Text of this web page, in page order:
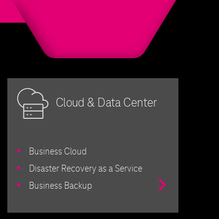
Cloud & Data Center
Business Cloud
Disaster Recovery as a Service
Business Backup
Przejdź
do